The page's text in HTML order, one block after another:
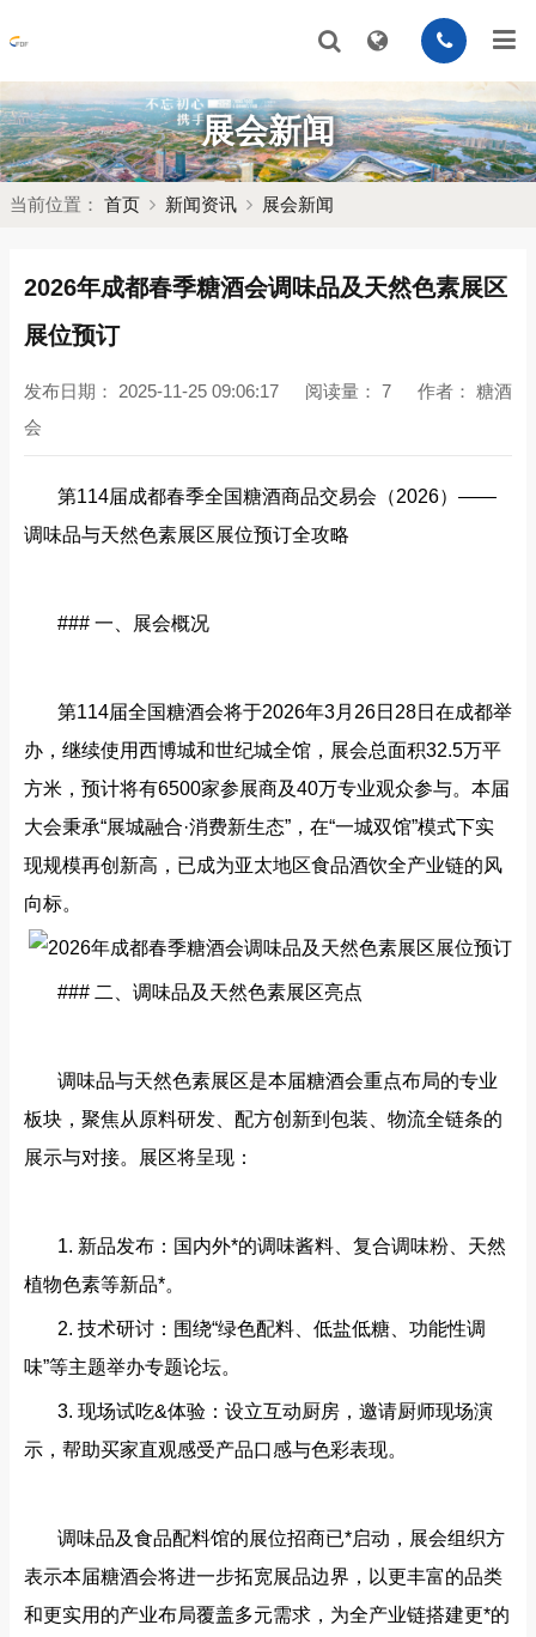
展会新闻
当前位置： 首页 新闻资讯 展会新闻
2026年成都春季糖酒会调味品及天然色素展区
展位预订
发布日期： 2025-11-25 09:06:17 阅读量： 7 作者： 糖酒
会
第114届成都春季全国糖酒商品交易会（2026）——
调味品与天然色素展区展位预订全攻略
### 一、展会概况
第114届全国糖酒会将于2026年3月26日28日在成都举
办，继续使用西博城和世纪城全馆，展会总面积32.5万平
方米，预计将有6500家参展商及40万专业观众参与。本届
大会秉承“展城融合·消费新生态”，在“一城双馆”模式下实
现规模再创新高，已成为亚太地区食品酒饮全产业链的风
向标。
### 二、调味品及天然色素展区亮点
调味品与天然色素展区是本届糖酒会重点布局的专业
板块，聚焦从原料研发、配方创新到包装、物流全链条的
展示与对接。展区将呈现：
1. 新品发布：国内外*的调味酱料、复合调味粉、天然
植物色素等新品*。
2. 技术研讨：围绕“绿色配料、低盐低糖、功能性调
味”等主题举办专题论坛。
3. 现场试吃&体验：设立互动厨房，邀请厨师现场演
示，帮助买家直观感受产品口感与色彩表现。
调味品及食品配料馆的展位招商已*启动，展会组织方
表示本届糖酒会将进一步拓宽展品边界，以更丰富的品类
和更实用的产业布局覆盖多元需求，为全产业链搭建更*的